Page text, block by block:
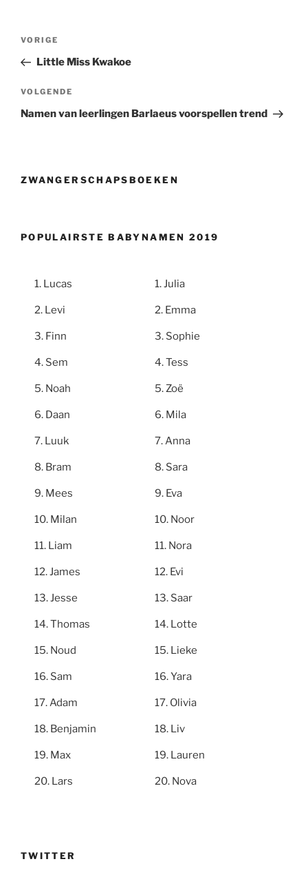
Berichtnavigatie
Vorig
bericht
VORIGE
Little Miss Kwakoe
Volgend
bericht
VOLGENDE
Namen van leerlingen Barlaeus voorspellen trend
ZWANGERSCHAPSBOEKEN
POPULAIRSTE BABYNAMEN 2019
Lucas
Levi
Finn
Sem
Noah
Daan
Luuk
Bram
Mees
Milan
Liam
James
Jesse
Thomas
Noud
Sam
Adam
Benjamin
Max
Lars
Julia
Emma
Sophie
Tess
Zoë
Mila
Anna
Sara
Eva
Noor
Nora
Evi
Saar
Lotte
Lieke
Yara
Olivia
Liv
Lauren
Nova
TWITTER